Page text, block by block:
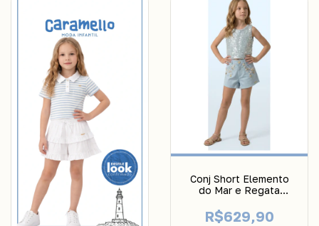
Conj Short Elemento
do Mar e Regata
R$629,90